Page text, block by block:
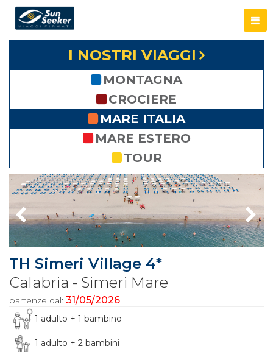
I NOSTRI VIAGGI
MONTAGNA
CROCIERE
MARE ITALIA
MARE ESTERO
TOUR
TH Simeri Village 4*
Calabria - Simeri Mare
partenze dal: 31/05/2026
1 adulto + 1 bambino
1 adulto + 2 bambini